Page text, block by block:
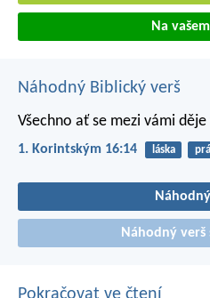
Na
Náhodný Biblický verš
Všechno ať se mezi vámi děje
1. Korintským 16:14 láska
Náhodný verš